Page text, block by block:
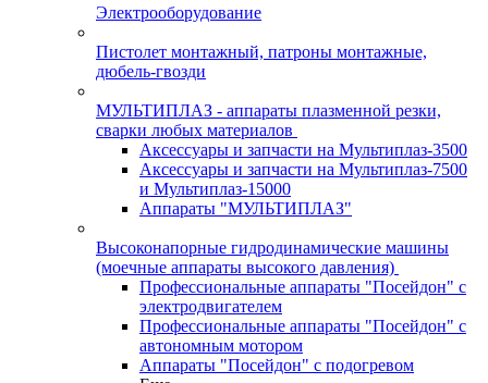
Электрооборудование
Пистолет монтажный, патроны монтажные,
дюбель-гвозди
МУЛЬТИПЛАЗ - аппараты плазменной резки,
сварки любых материалов
Аксессуары и запчасти на Мультиплаз-3500
Аксессуары и запчасти на Мультиплаз-7500
и Мультиплаз-15000
Аппараты "МУЛЬТИПЛАЗ"
Высоконапорные гидродинамические машины
(моечные аппараты высокого давления)
Профессиональные аппараты "Посейдон" с
электродвигателем
Профессиональные аппараты "Посейдон" с
автономным мотором
Аппараты "Посейдон" с подогревом